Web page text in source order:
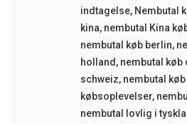
indtagelse, Nembutal
kina, nembutal Kina
nembutal køb berlin,
holland , nembutal køb
schweiz, nembutal
købsoplevelser,
nembutal lovlig i